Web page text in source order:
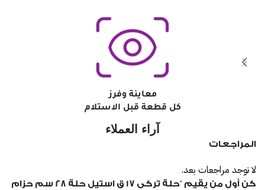
معاينة وفرز
كل قطعة قبل الاستلام
آراء العملاء
المراجعات
لا توجد مراجعات بعد.
كن أول من يقيم “حلة تركى 17 ق استيل حلة 28 سم حزام